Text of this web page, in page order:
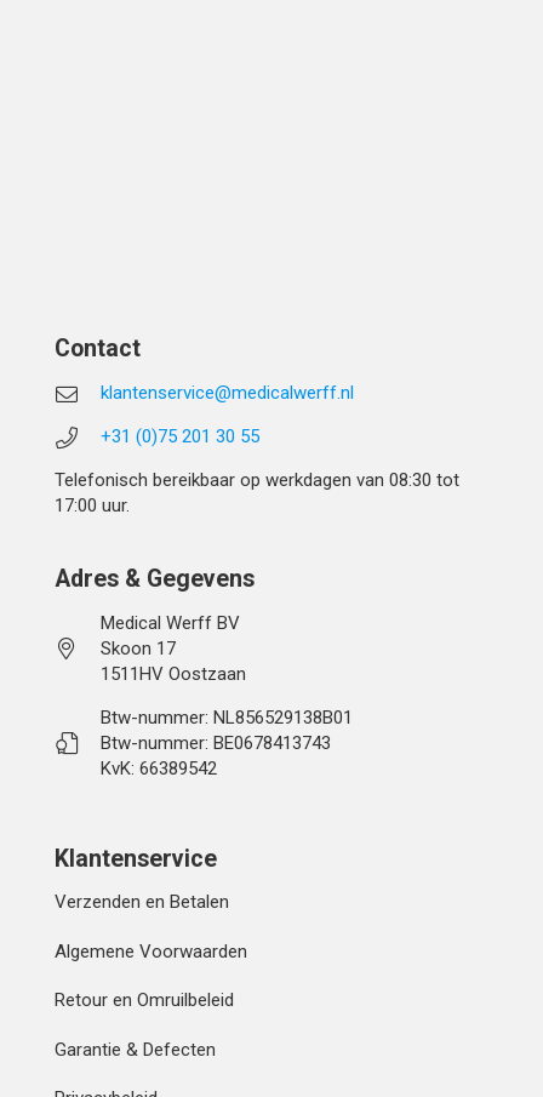
Contact
klantenservice@medicalwerff.nl
+31 (0)75 201 30 55
Telefonisch bereikbaar op werkdagen van 08:30 tot
17:00 uur.
Adres & Gegevens
Medical Werff BV
Skoon 17
1511HV Oostzaan
Btw-nummer: NL856529138B01
Btw-nummer: BE0678413743
KvK: 66389542
Klantenservice
Verzenden en Betalen
Algemene Voorwaarden
Retour en Omruilbeleid
Garantie & Defecten